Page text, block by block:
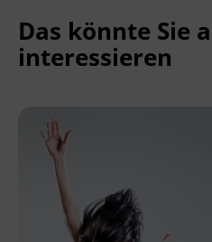
Das könnte Sie
interessieren